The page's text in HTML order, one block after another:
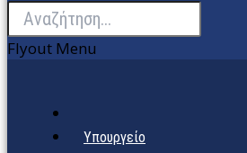
Flyout Menu
Υπουργείο